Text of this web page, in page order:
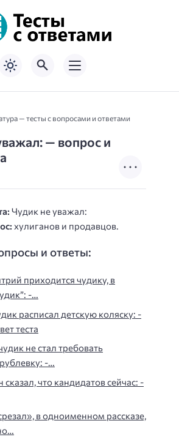
— тесты с вопросами и ответами
— вопрос и
Чудик не уважал:
хулиганов и продавцов.
и ответы:
приходится чудику, в
-…
расписал детскую коляску: -
теста
не стал требовать
-…
сказал, что кандидатов сейчас: -
в одноименном рассказе,